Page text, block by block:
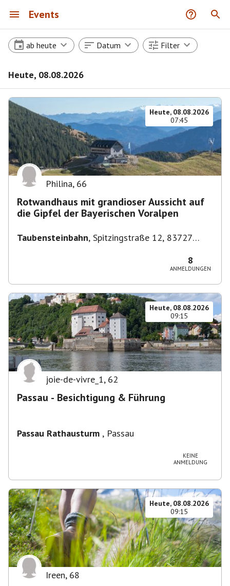
Events
ab heute Datum Filter
Heute, 08.08.2026
Heute, 08.08.2026
07:45
Philina, 66
Rotwandhaus mit grandioser Aussicht auf
die Gipfel der Bayerischen Voralpen
Taubensteinbahn, Spitzingstraße 12, 83727
8
ANMELDUNGEN
Heute, 08.08.2026
09:15
joie-de-vivre_1, 62
Passau - Besichtigung & Führung
Passau Rathausturm , Passau
KEINE
ANMELDUNG
Heute, 08.08.2026
09:15
Ireen, 68